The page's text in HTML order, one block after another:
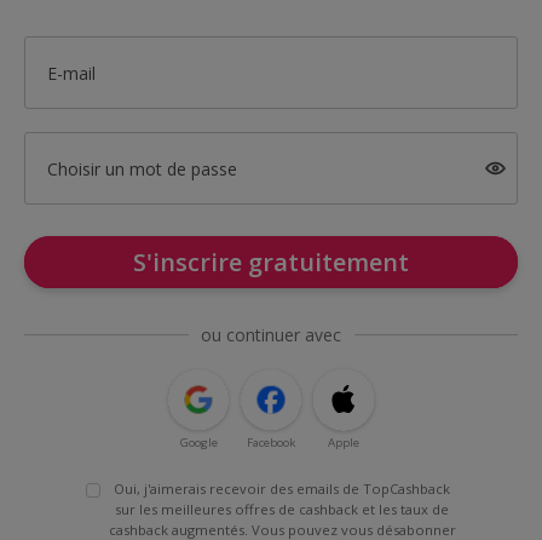
E-mail
Choisir un mot de passe
S'inscrire gratuitement
ou continuer avec
Google Facebook Apple
Oui, j'aimerais recevoir des emails de TopCashback
sur les meilleures offres de cashback et les taux de
cashback augmentés. Vous pouvez vous désabonner